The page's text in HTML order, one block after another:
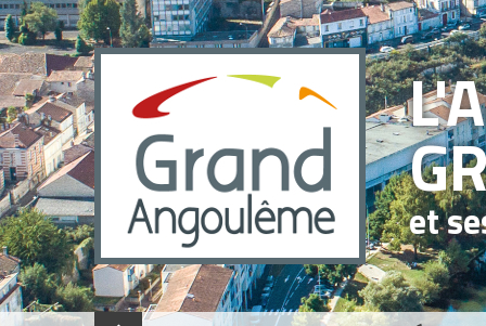
et
Panneau de gestion des cookies